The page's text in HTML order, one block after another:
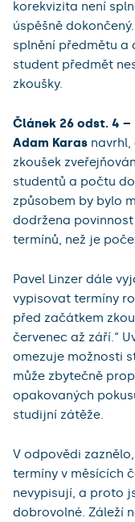
korekvizita není
úspěšně
splnění předmětu a
student předmět
zkoušky.
Článek 26 odst. 4
Adam Karas navrhl,
zkoušek
studentů a počtu
způsobem by bylo
dodržena
termínů, než je
Pavel Linzer dále
vypisovat termíny
před začátkem
červenec až září.“
omezuje možnosti
může zbytečně
opakovaných
studijní zátěže.
V odpovědi
termíny v měsících
nevypisují, a proto
dobrovolné. Záleží